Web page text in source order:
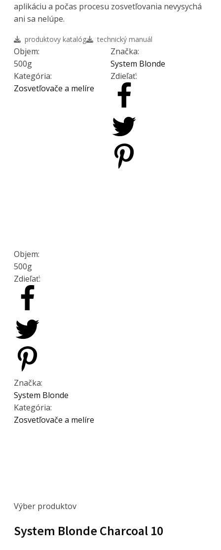
aplikáciu a počas procesu zosvetľovania nevysychá
ani sa nelúpe.
produktovy katalóg technický manuál
Objem:
500g
Značka:
System Blonde
Kategória:
Zosvetľovače a melíre
Zdieľať:
Objem:
500g
Zdieľať:
Značka:
System Blonde
Kategória:
Zosvetľovače a melíre
Výber produktov
System Blonde Charcoal 10